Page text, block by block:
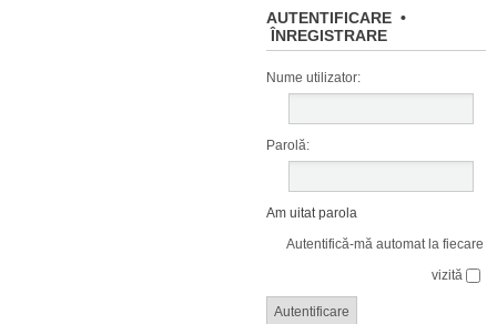
AUTENTIFICARE •
ÎNREGISTRARE
Nume utilizator:
Parolă:
Am uitat parola
Autentifică-mă automat la fiecare
vizită